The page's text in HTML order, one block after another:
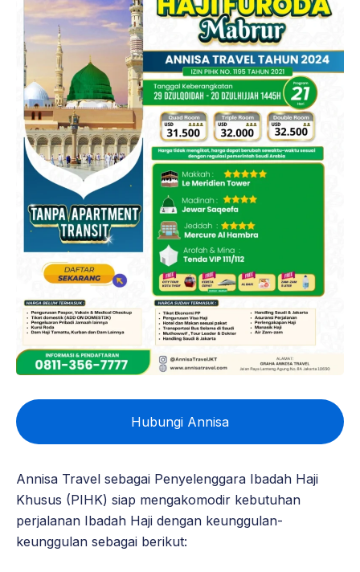
Hubungi Annisa
Annisa Travel sebagai Penyelenggara Ibadah Haji
Khusus (PIHK) siap mengakomodir kebutuhan
perjalanan Ibadah Haji dengan keunggulan-
keunggulan sebagai berikut: